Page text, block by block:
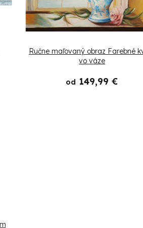
Ručne maľovaný obraz Farebné
vo váze
od 149,99 €